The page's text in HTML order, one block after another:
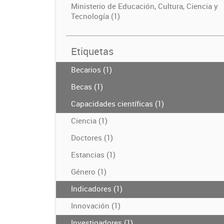
Ministerio de Educación, Cultura, Ciencia y
Tecnología (1)
Etiquetas
Becarios (1)
Becas (1)
Capacidades científicas (1)
Ciencia (1)
Doctores (1)
Estancias (1)
Género (1)
Indicadores (1)
Innovación (1)